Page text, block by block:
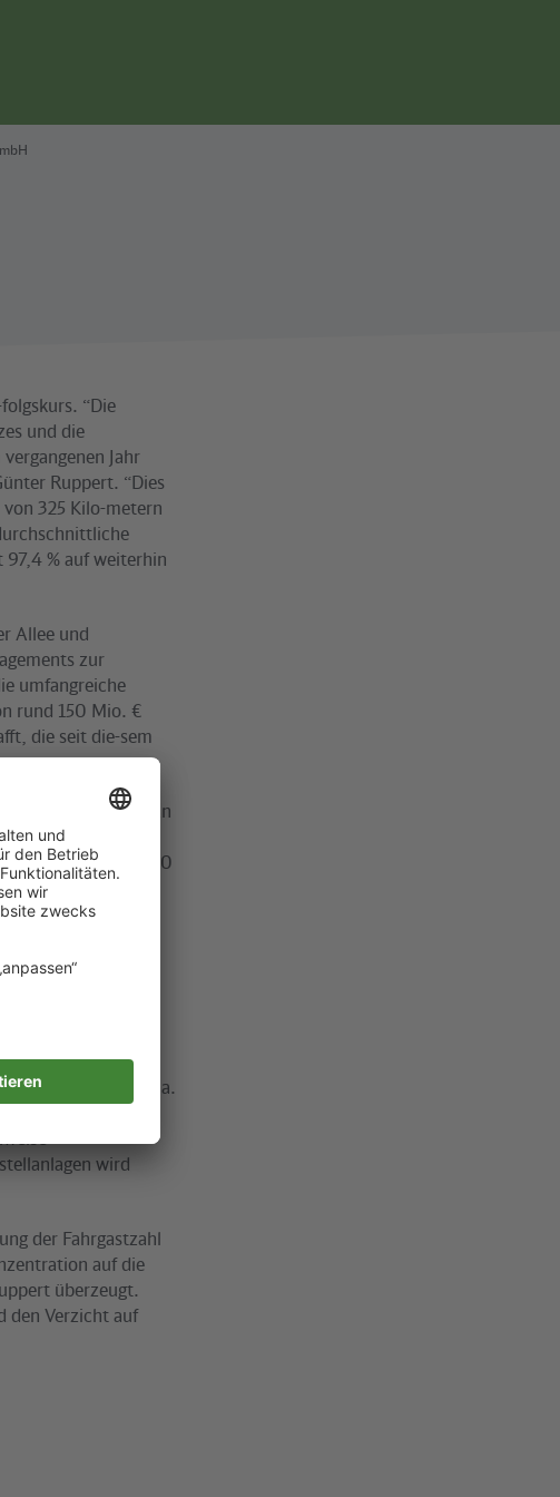
“Die
und die
Jahr
Ruppert. “Dies
325 Kilo-metern
% auf weiterhin
Allee und
zur
umfangreiche
rund 150 Mio. €
die seit die-sem
bot weiter erhöht. An
zur
Berlin GmbH 450
bis Ende
des S-
ist die
des
das Programm u. a.
der
wird
der Fahrgastzahl
auf die
überzeugt.
den Verzicht auf